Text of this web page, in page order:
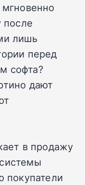
после
лишь
перед
софта?
дают
в продажу
покупатели